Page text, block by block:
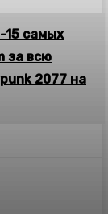
15 самых
за всю
2077 на